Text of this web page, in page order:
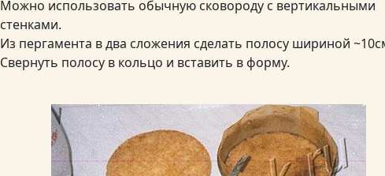
Можно использовать обычную сковороду с вертикальными
стенками.
Из пергамента в два сложения сделать полосу шириной
Свернуть полосу в кольцо и вставить в форму.